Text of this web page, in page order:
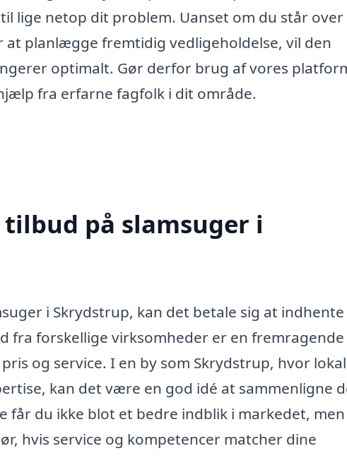
lige netop dit problem. Uanset om du står over
planlægge fremtidig vedligeholdelse, vil den
optimalt. Gør derfor brug af vores
fra erfarne fagfolk i dit område.
på slamsuger i
i Skrydstrup, kan det betale sig at indhente
fra forskellige virksomheder er en fremragende
og service. I en by som Skrydstrup, hvor
kan det være en god idé at sammenligne
får du ikke blot et bedre indblik i markedet, men
hvis service og kompetencer matcher dine